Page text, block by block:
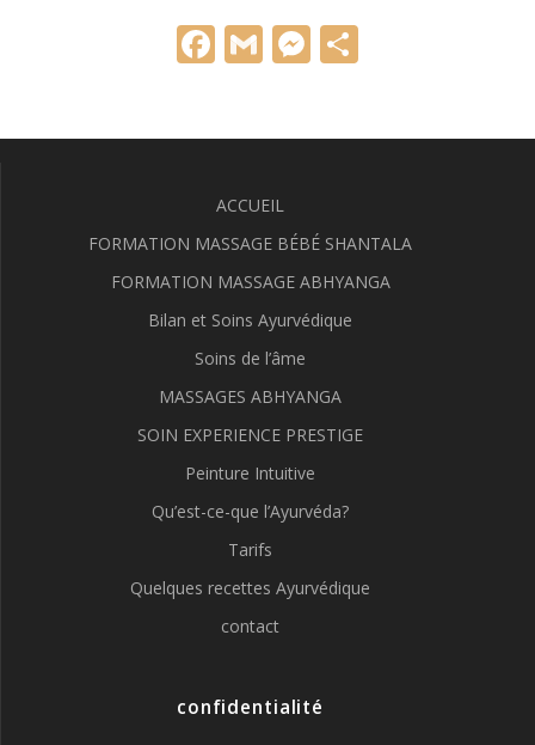
F
o
o
k
G M
g
er
ACCUEIL
FORMATION MASSAGE BÉBÉ SHANTALA
FORMATION MASSAGE ABHYANGA
Bilan et Soins Ayurvédique
Soins de l’âme
MASSAGES ABHYANGA
SOIN EXPERIENCE PRESTIGE
Peinture Intuitive
Qu’est-ce-que l’Ayurvéda?
Tarifs
Quelques recettes Ayurvédique
contact
confidentialité